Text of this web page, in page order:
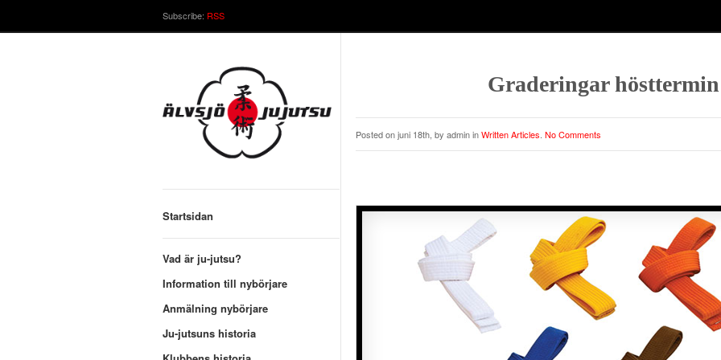
Subscribe: RSS
Startsidan
Vad är ju-jutsu?
Information till nybörjare
Anmälning nybörjare
Ju-jutsuns historia
Graderingar hösttermin
Posted on juni 18th, by admin inWritten Articles No Comments